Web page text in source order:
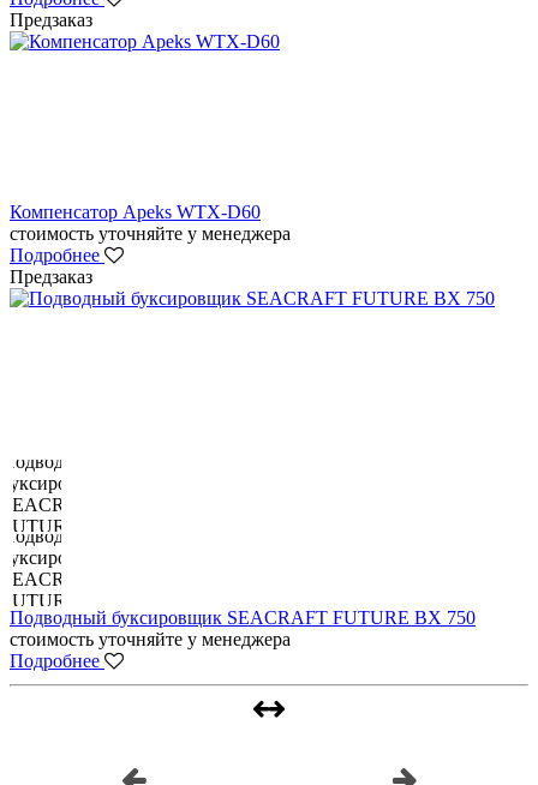
Предзаказ
Компенсатор Apeks WTX-D60
стоимость уточняйте у менеджера
Подробнее
Предзаказ
Подводный буксировщик SEACRAFT FUTURE BX 750
стоимость уточняйте у менеджера
Подробнее